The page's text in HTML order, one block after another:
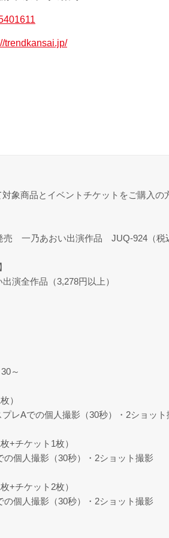
trendkansai.jp/
象商品とイベントチケットをご購入の
一乃あおい出演作品 JUQ-924（税
演全作品（3,278円以上）
～
）
レAでの個人撮影（30秒）・2ショット
+チケット1枚）
の個人撮影（30秒）・2ショット撮影
+チケット2枚）
の個人撮影（30秒）・2ショット撮影